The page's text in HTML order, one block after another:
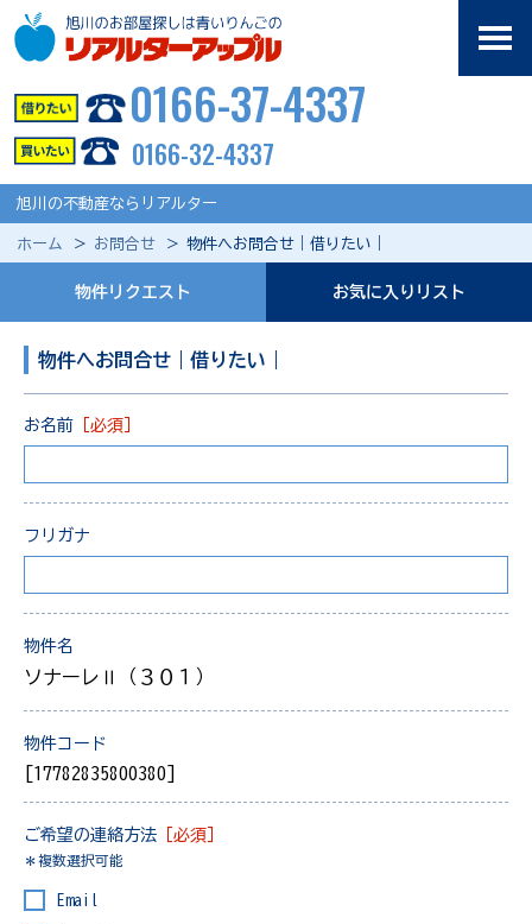
0166-37-4337
0166-32-4337
旭川の不動産ならリアルター
ホーム お問合せ 物件へお問合せ｜借りたい｜
物件リクエスト お気に入りリスト
物件へお問合せ｜借りたい｜
お名前 ［必須］
フリガナ
物件名
ソナーレⅡ（３０１）
物件コード
[17782835800380]
ご希望の連絡方法 ［必須］
＊複数選択可能
Email